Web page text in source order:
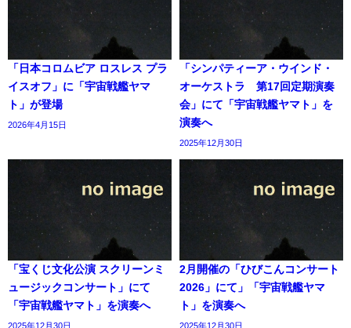
「日本コロムビア ロスレス プラ
イスオフ」に「宇宙戦艦ヤマ
ト」が登場
2026年4月15日
「シンパティーア・ウインド・
オーケストラ 第17回定期演奏
会」にて「宇宙戦艦ヤマト」を
演奏へ
2025年12月30日
「宝くじ文化公演 スクリーンミ
ュージックコンサート」にて
「宇宙戦艦ヤマト」を演奏へ
2025年12月30日
2月開催の「ひびこんコンサート
2026」にて」「宇宙戦艦ヤマ
ト」を演奏へ
2025年12月30日